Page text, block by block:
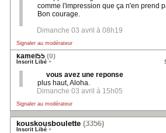
comme l'impression que ça n'en prend
Bon courage.
Dimanche 03 avril à 08h19
Signaler au modérateur
kamel55 (0)
Inscrit Libé +
vous avez une reponse
plus haut, Aloha.
Dimanche 03 avril à 15h05
Signaler au modérateur
kouskousboulette (3356)
Inscrit Libé +